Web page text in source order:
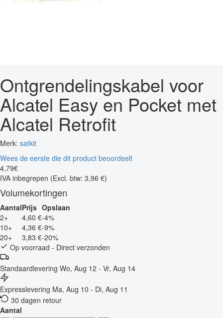
Ontgrendelingskabel voor
Alcatel Easy en Pocket met
Alcatel Retrofit
Merk: satkit
Wees de eerste die dit product beoordeelt
4,79€
IVA inbegrepen (Excl. btw: 3,96 €)
Volumekortingen
AantalPrijs Opslaan
2+
4,60 €-4%
10+
4,36 €-9%
20+
3,83 €-20%
Op voorraad - Direct verzonden
Standaardlevering Wo, Aug 12 - Vr, Aug 14
Expresslevering Ma, Aug 10 - Di, Aug 11
30 dagen retour
Aantal